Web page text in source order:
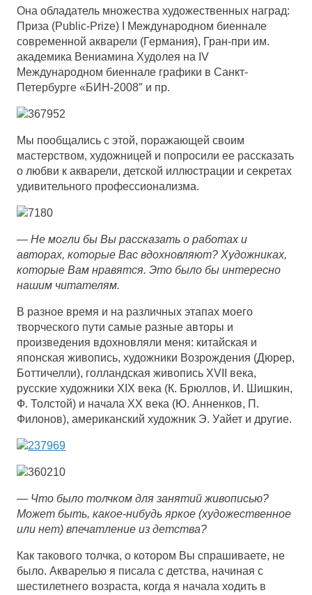
Она обладатель множества художественных наград:
Приза (Public-Prize) I Международном биеннале
современной акварели (Германия), Гран-при им.
академика Вениамина Худолея на IV
Международном биеннале графики в Санкт-
Петербурге «БИН-2008″ и пр.
Мы пообщались с этой, поражающей своим
мастерством, художницей и попросили ее рассказать
о любви к акварели, детской иллюстрации и секретах
удивительного профессионализма.
—Не могли бы Вы рассказать о работах и
авторах, которые Вас вдохновляют? Художниках,
которые Вам нравятся. Это было бы интересно
нашим читателям.
В разное время и на различных этапах моего
творческого пути самые разные авторы и
произведения вдохновляли меня: китайская и
японская живопись, художники Возрождения (Дюрер,
Боттичелли), голландская живопись XVII века,
русские художники XIX века (К. Брюллов, И. Шишкин,
Ф. Толстой) и начала XX века (Ю. Анненков, П.
Филонов), американский художник Э. Уайет и другие.
— Что было толчком для занятий живописью?
Может быть, какое-нибудь яркое (художественное
или нет) впечатление из детства?
Как такового толчка, о котором Вы спрашиваете, не
было. Акварелью я писала с детства, начиная с
шестилетнего возраста, когда я начала ходить в